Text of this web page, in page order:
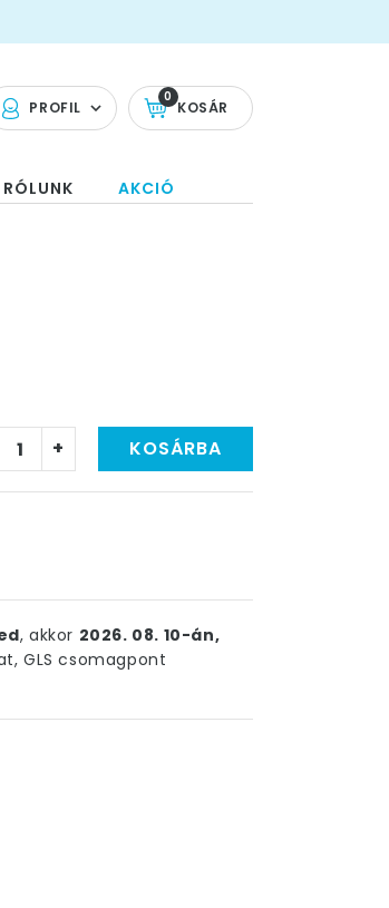
PROFIL KOSÁR
0
RÓLUNK AKCIÓ
+ KOSÁRBA
, akkor 2026. 08. 10-án,
GLS csomagpont